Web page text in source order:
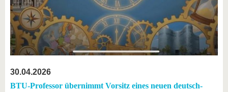
30.04.2026
BTU-Professor übernimmt Vorsitz eines neuen deutsch-